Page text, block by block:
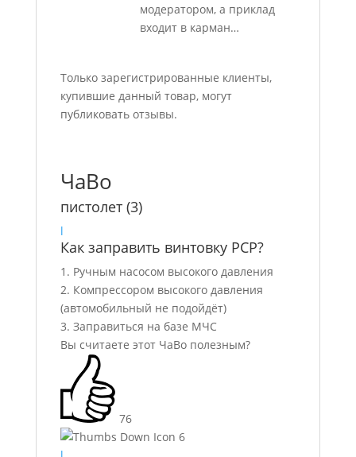
модератором, а приклад
входит в карман…
Только зарегистрированные клиенты,
купившие данный товар, могут
публиковать отзывы.
ЧаВо
пистолет (3)
l
Как заправить винтовку PCP?
1. Ручным насосом высокого давления
2. Компрессором высокого давления
(автомобильный не подойдёт)
3. Заправиться на базе МЧС
Вы считаете этот ЧаВо полезным?
76
6